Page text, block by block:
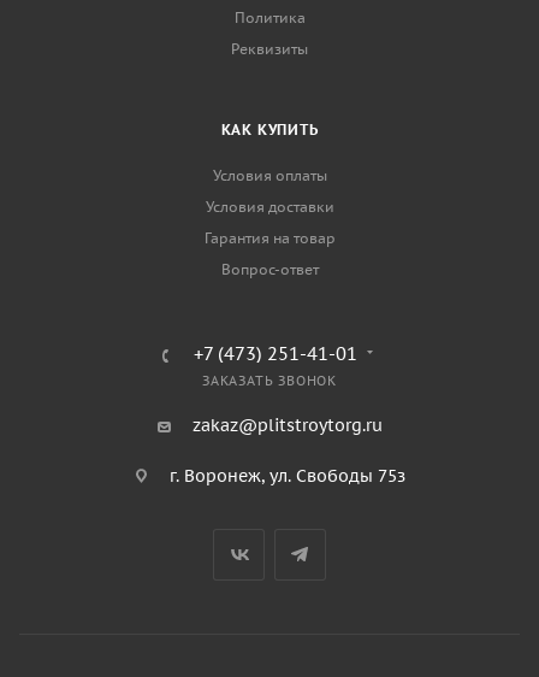
Политика
Реквизиты
КАК КУПИТЬ
Условия оплаты
Условия доставки
Гарантия на товар
Вопрос-ответ
+7 (473) 251-41-01
ЗАКАЗАТЬ ЗВОНОК
zakaz@plitstroytorg.ru
г. Воронеж, ул. Свободы 75з